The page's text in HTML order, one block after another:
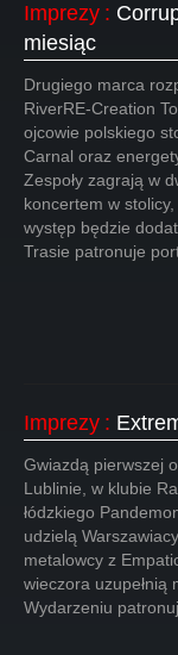
Imprezy :
miesiąc
Drugiego marca
RiverRE-Creation
ojcowie polskiego
Carnal oraz
Zespoły zagrają w
koncertem w
występ będzie
Trasie patronuje
Imprezy :
Gwiazdą pierwszej
Lublinie, w klubie
łódzkiego
udzielą
metalowcy z
wieczora uzupełnią
Wydarzeniu